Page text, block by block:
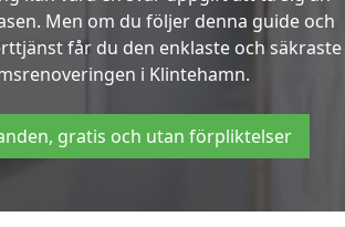
Men om du följer denna guide och
får du den enklaste och säkraste
i Klintehamn.
gratis och utan förpliktelser